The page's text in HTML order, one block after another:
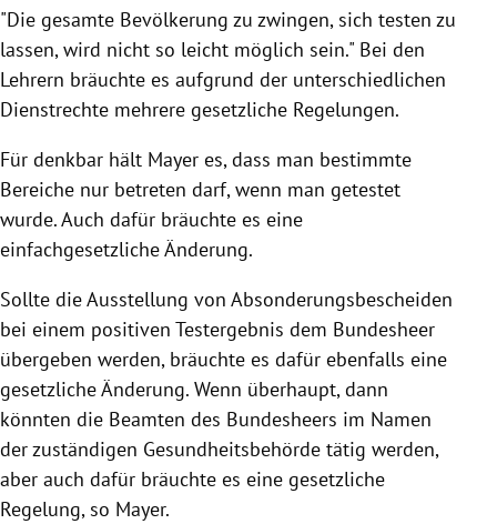
"Die gesamte Bevölkerung zu zwingen, sich testen zu
lassen, wird nicht so leicht möglich sein." Bei den
Lehrern bräuchte es aufgrund der unterschiedlichen
Dienstrechte mehrere gesetzliche Regelungen.
Für denkbar hält Mayer es, dass man bestimmte
Bereiche nur betreten darf, wenn man getestet
wurde. Auch dafür bräuchte es eine
einfachgesetzliche Änderung.
Sollte die Ausstellung von Absonderungsbescheiden
bei einem positiven Testergebnis dem Bundesheer
übergeben werden, bräuchte es dafür ebenfalls eine
gesetzliche Änderung. Wenn überhaupt, dann
könnten die Beamten des Bundesheers im Namen
der zuständigen Gesundheitsbehörde tätig werden,
aber auch dafür bräuchte es eine gesetzliche
Regelung, so Mayer.